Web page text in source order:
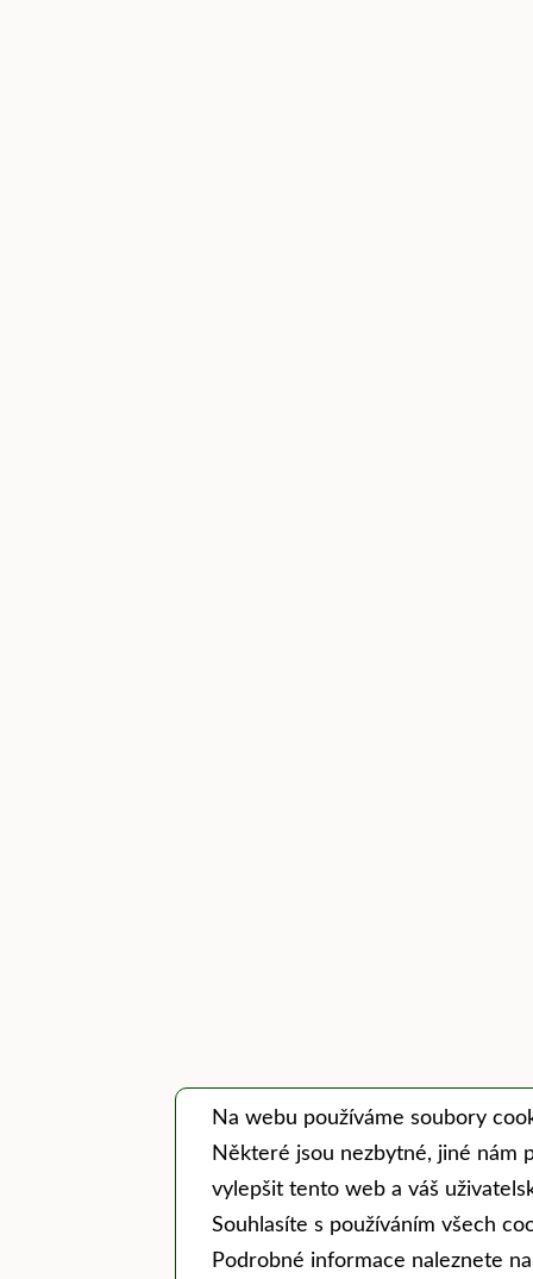
Na webu používáme soubory
Některé jsou nezbytné, jiné nám
vylepšit tento web a váš
Souhlasíte s používáním všech
Podrobné informace naleznete